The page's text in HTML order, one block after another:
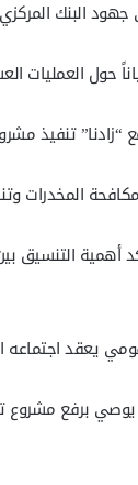
البنك
حول العمليات
تنفيذ
المخدرات
التنسيق
اجتماعه الأول
يوصي برفع